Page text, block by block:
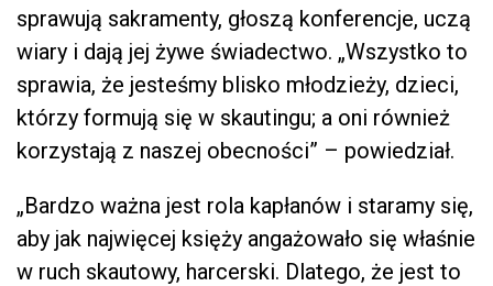
sprawują sakramenty, głoszą konferencje, uczą
wiary i dają jej żywe świadectwo. „Wszystko to
sprawia, że jesteśmy blisko młodzieży, dzieci,
którzy formują się w skautingu; a oni również
korzystają z naszej obecności” – powiedział.
„Bardzo ważna jest rola kapłanów i staramy się,
aby jak najwięcej księży angażowało się właśnie
w ruch skautowy, harcerski. Dlatego, że jest to